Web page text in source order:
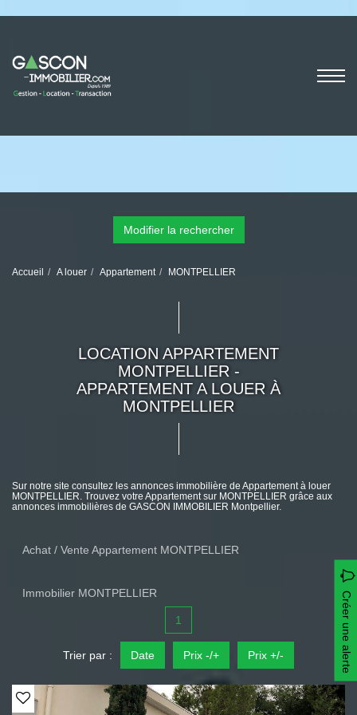
Modifier la rechercher
Accueil A louer Appartement MONTPELLIER
LOCATION APPARTEMENT
MONTPELLIER -
APPARTEMENT A LOUER À
MONTPELLIER
Sur notre site consultez les annonces immobilière de Appartement à louer
MONTPELLIER. Trouvez votre Appartement sur MONTPELLIER grâce aux
annonces immobilières de GASCON IMMOBILIER Montpellier.
Achat / Vente Appartement MONTPELLIER
Immobilier MONTPELLIER Créer une alerte
1
Trier par : Date Prix -/+ Prix +/-